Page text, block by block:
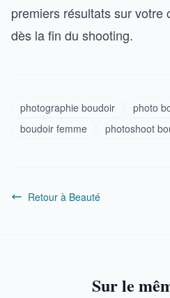
premiers résultats sur votre
dès la fin du shooting.
photographie boudoir photo
boudoir femme
photoshoot
Retour à Beauté
Sur le